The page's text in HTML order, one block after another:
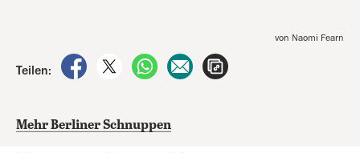
von Naomi Fearn
Teilen:
auf Facebook teilen
auf X teilenper WhatsApp teilen
per E-Mail teilen
Mehr Berliner Schnuppen